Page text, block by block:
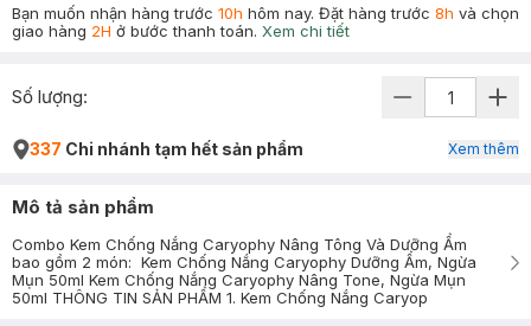
Bạn muốn nhận hàng trước 10h hôm nay. Đặt hàng trước 8h và chọn
giao hàng 2H ở bước thanh toán. Xem chi tiết
Số lượng:
337 Chi nhánh tạm hết sản phẩm Xem thêm
Mô tả sản phẩm
Combo Kem Chống Nắng Caryophy Nâng Tông Và Dưỡng Ẩm
bao gồm 2 món: Kem Chống Nắng Caryophy Dưỡng Ẩm, Ngừa
Mụn 50ml Kem Chống Nắng Caryophy Nâng Tone, Ngừa Mụn
50ml THÔNG TIN SẢN PHẨM 1. Kem Chống Nắng Caryop